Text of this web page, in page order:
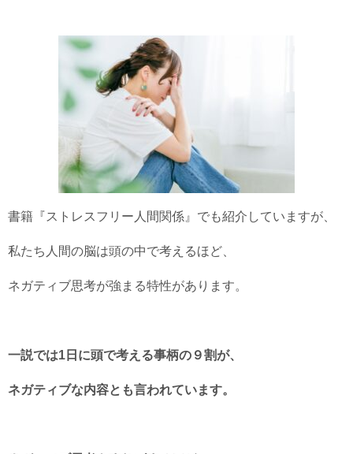
書籍『ストレスフリー人間関係』でも紹介していますが、
私たち人間の脳は頭の中で考えるほど、
ネガティブ思考が強まる特性があります。
一説では1日に頭で考える事柄の９割が、
ネガティブな内容とも言われています。